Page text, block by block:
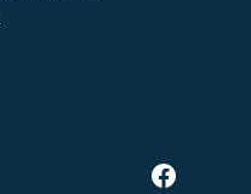
Página de Facebook de SAR